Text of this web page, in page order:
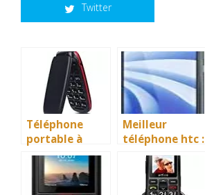
Twitter
Téléphone
portable à
clapet : Quel
est le meilleur
en 2026 ?
Meilleur
téléphone htc :
Que choisir et
acheter en
2026 ?